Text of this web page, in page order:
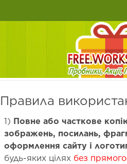
Правила
1) Повне або часткове
зображень, посилань,
оформлення сайту і
будь-яких цілях без